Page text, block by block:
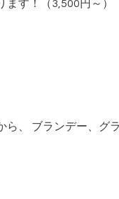
す！（3,500円～）
、 ブランデー、グ